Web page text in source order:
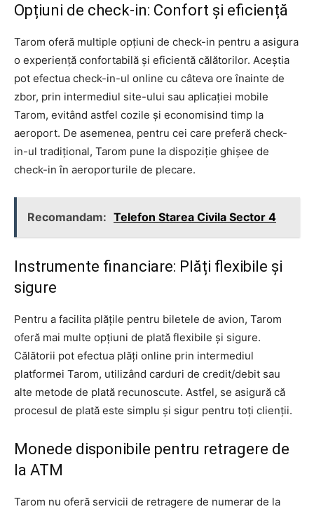
Opțiuni de check-in: Confort și eficiență
Tarom oferă multiple opțiuni de check-in pentru a asigura
o experiență confortabilă și eficientă călătorilor. Aceștia
pot efectua check-in-ul online cu câteva ore înainte de
zbor, prin intermediul site-ului sau aplicației mobile
Tarom, evitând astfel cozile și economisind timp la
aeroport. De asemenea, pentru cei care preferă check-
in-ul tradițional, Tarom pune la dispoziție ghișee de
check-in în aeroporturile de plecare.
Recomandam: Telefon Starea Civila Sector 4
Instrumente financiare: Plăți flexibile și
sigure
Pentru a facilita plățile pentru biletele de avion, Tarom
oferă mai multe opțiuni de plată flexibile și sigure.
Călătorii pot efectua plăți online prin intermediul
platformei Tarom, utilizând carduri de credit/debit sau
alte metode de plată recunoscute. Astfel, se asigură că
procesul de plată este simplu și sigur pentru toți clienții.
Monede disponibile pentru retragere de
la ATM
Tarom nu oferă servicii de retragere de numerar de la